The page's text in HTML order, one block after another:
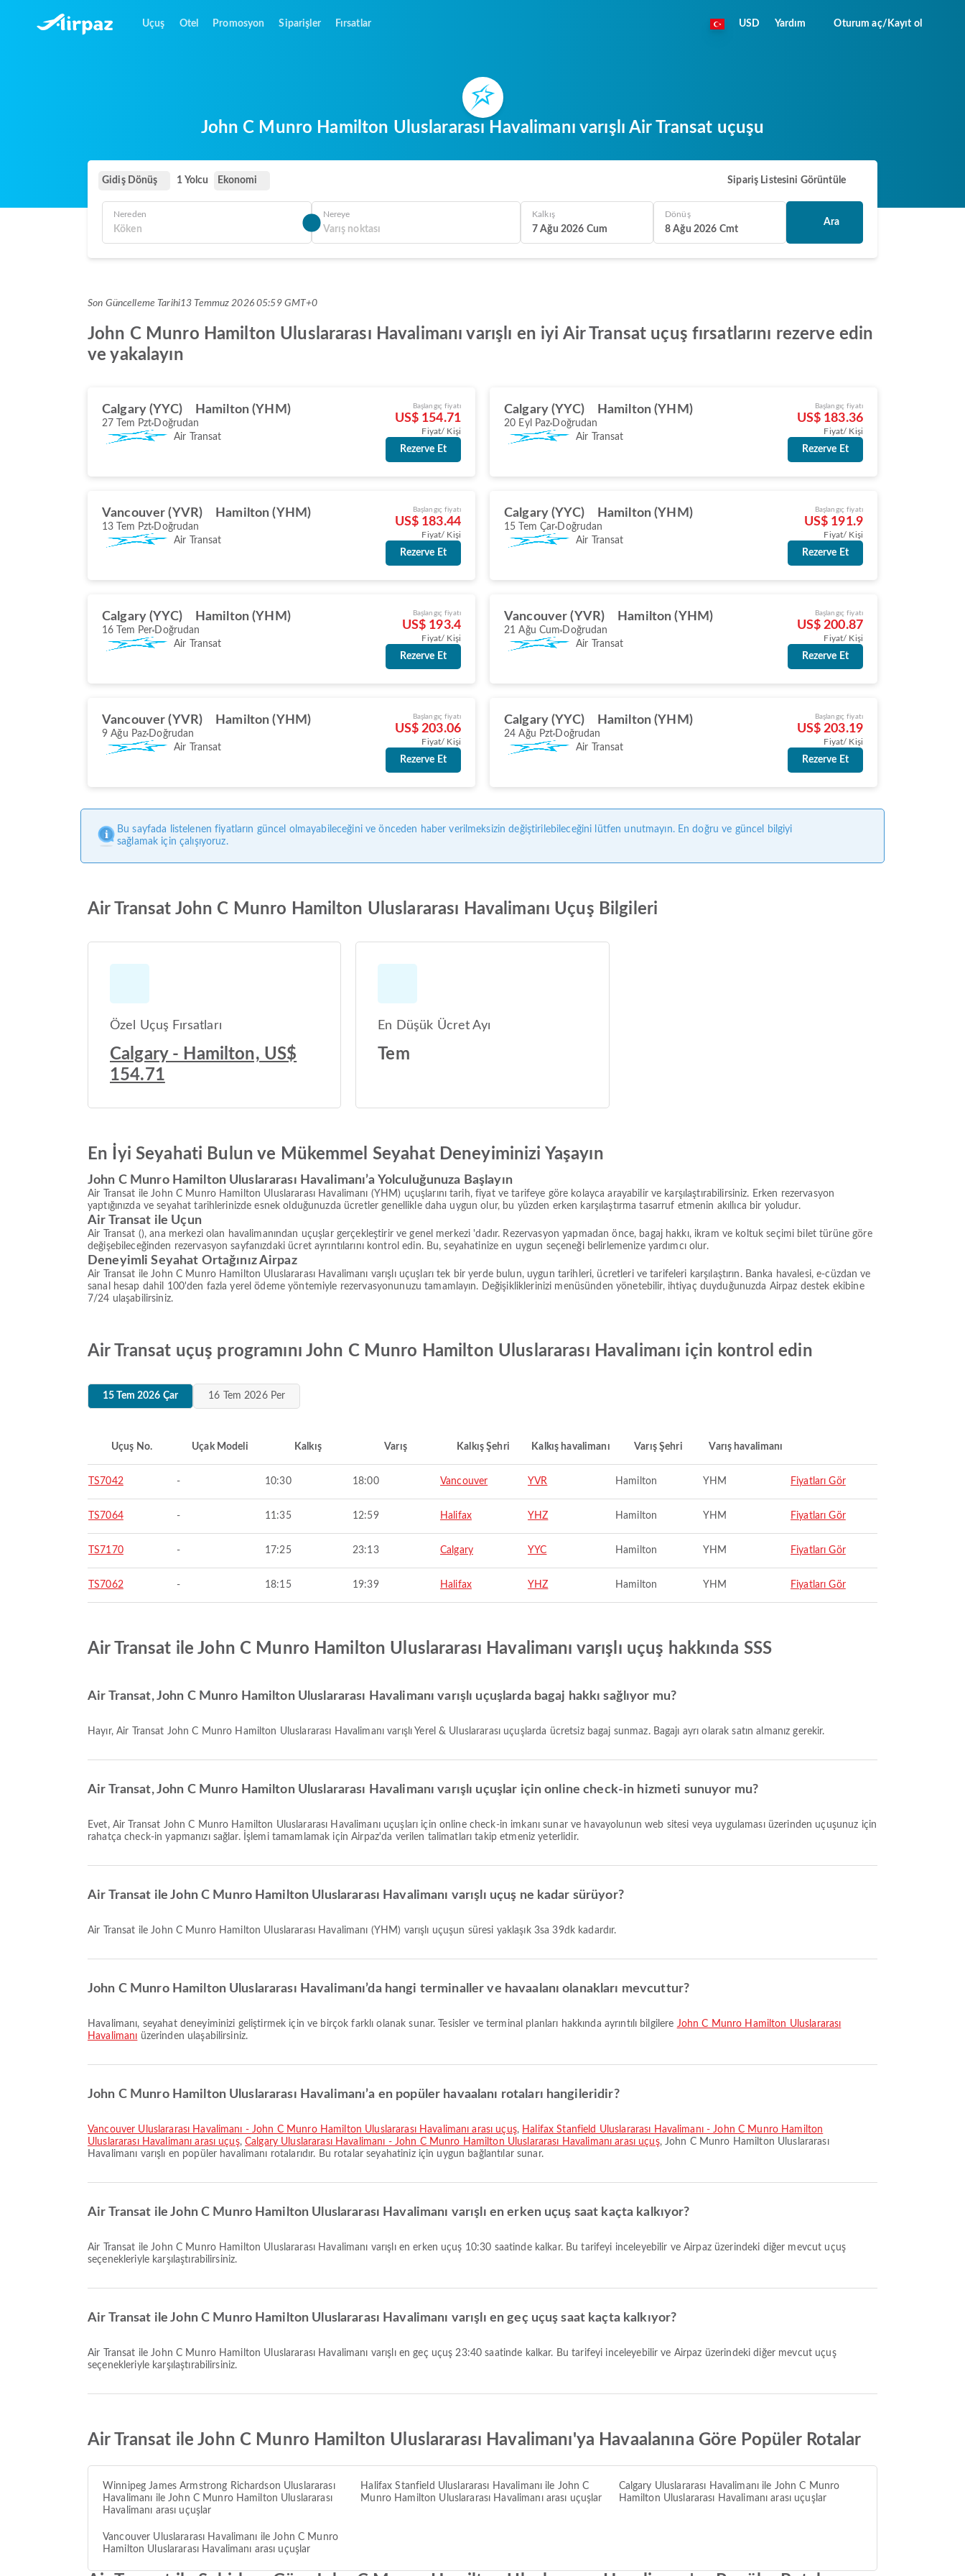
Uçuş Otel Promosyon Siparişler Fırsatlar USD Yardım Oturum aç/Kayıt ol
John C Munro Hamilton Uluslararası Havalimanı varışlı Air Transat uçuşu
Gidiş Dönüş 1 Yolcu Ekonomi Sipariş Listesini Görüntüle
Nereden Nereye Kalkış
7 Ağu 2026 Cum
Dönüş
8 Ağu 2026 Cmt
Ara
Son Güncelleme Tarihi13 Temmuz 2026 05:59 GMT+0
John C Munro Hamilton Uluslararası Havalimanı varışlı en iyi Air Transat uçuş fırsatlarını rezerve edin
ve yakalayın
Calgary (YYC) Hamilton (YHM)
27 Tem Pzt Doğrudan
Air Transat
Başlangıç fiyatı
US$ 154.71
Fiyat/ Kişi
Rezerve Et
Calgary (YYC) Hamilton (YHM)
20 Eyl Paz Doğrudan
Air Transat
Başlangıç fiyatı
US$ 183.36
Fiyat/ Kişi
Rezerve Et
Vancouver (YVR) Hamilton (YHM)
13 Tem Pzt Doğrudan
Air Transat
Başlangıç fiyatı
US$ 183.44
Fiyat/ Kişi
Rezerve Et
Calgary (YYC) Hamilton (YHM)
15 Tem Çar Doğrudan
Air Transat
Başlangıç fiyatı
US$ 191.9
Fiyat/ Kişi
Rezerve Et
Calgary (YYC) Hamilton (YHM)
16 Tem Per Doğrudan
Air Transat
Başlangıç fiyatı
US$ 193.4
Fiyat/ Kişi
Rezerve Et
Vancouver (YVR) Hamilton (YHM)
21 Ağu Cum Doğrudan
Air Transat
Başlangıç fiyatı
US$ 200.87
Fiyat/ Kişi
Rezerve Et
Vancouver (YVR) Hamilton (YHM)
9 Ağu Paz Doğrudan
Air Transat
Başlangıç fiyatı
US$ 203.06
Fiyat/ Kişi
Rezerve Et
Calgary (YYC) Hamilton (YHM)
24 Ağu Pzt Doğrudan
Air Transat
Başlangıç fiyatı
US$ 203.19
Fiyat/ Kişi
Rezerve Et
Bu sayfada listelenen fiyatların güncel olmayabileceğini ve önceden haber verilmeksizin değiştirilebileceğini lütfen unutmayın. En doğru ve güncel bilgiyi
sağlamak için çalışıyoruz.
Air Transat John C Munro Hamilton Uluslararası Havalimanı Uçuş Bilgileri
Özel Uçuş Fırsatları
Calgary - Hamilton, US$
154.71
En Düşük Ücret Ayı
Tem
En İyi Seyahati Bulun ve Mükemmel Seyahat Deneyiminizi Yaşayın
John C Munro Hamilton Uluslararası Havalimanı’a Yolculuğunuza Başlayın
Air Transat ile John C Munro Hamilton Uluslararası Havalimanı (YHM) uçuşlarını tarih, fiyat ve tarifeye göre kolayca arayabilir ve karşılaştırabilirsiniz. Erken rezervasyon
yaptığınızda ve seyahat tarihlerinizde esnek olduğunuzda ücretler genellikle daha uygun olur, bu yüzden erken karşılaştırma tasarruf etmenin akıllıca bir yoludur.
Air Transat ile Uçun
Air Transat (), ana merkezi olan havalimanından uçuşlar gerçekleştirir ve genel merkezi 'dadır. Rezervasyon yapmadan önce, bagaj hakkı, ikram ve koltuk seçimi bilet türüne göre
değişebileceğinden rezervasyon sayfanızdaki ücret ayrıntılarını kontrol edin. Bu, seyahatinize en uygun seçeneği belirlemenize yardımcı olur.
Deneyimli Seyahat Ortağınız Airpaz
Air Transat ile John C Munro Hamilton Uluslararası Havalimanı varışlı uçuşları tek bir yerde bulun, uygun tarihleri, ücretleri ve tarifeleri karşılaştırın. Banka havalesi, e-cüzdan ve
sanal hesap dahil 100'den fazla yerel ödeme yöntemiyle rezervasyonunuzu tamamlayın. Değişikliklerinizi menüsünden yönetebilir, ihtiyaç duyduğunuzda Airpaz destek ekibine
7/24 ulaşabilirsiniz.
Air Transat uçuş programını John C Munro Hamilton Uluslararası Havalimanı için kontrol edin
15 Tem 2026 Çar 16 Tem 2026 Per
Uçuş No. Uçak Modeli Kalkış Varış Kalkış Şehri Kalkış havalimanı Varış Şehri Varış havalimanı
TS7042 - 10:30 18:00 Vancouver YVR Hamilton YHM Fiyatları Gör
TS7064 - 11:35 12:59 Halifax YHZ Hamilton YHM Fiyatları Gör
TS7170 - 17:25 23:13 Calgary YYC Hamilton YHM Fiyatları Gör
TS7062 - 18:15 19:39 Halifax YHZ Hamilton YHM Fiyatları Gör
Air Transat ile John C Munro Hamilton Uluslararası Havalimanı varışlı uçuş hakkında SSS
Air Transat, John C Munro Hamilton Uluslararası Havalimanı varışlı uçuşlarda bagaj hakkı sağlıyor mu?
Hayır, Air Transat John C Munro Hamilton Uluslararası Havalimanı varışlı Yerel & Uluslararası uçuşlarda ücretsiz bagaj sunmaz. Bagajı ayrı olarak satın almanız gerekir.
Air Transat, John C Munro Hamilton Uluslararası Havalimanı varışlı uçuşlar için online check-in hizmeti sunuyor mu?
Evet, Air Transat John C Munro Hamilton Uluslararası Havalimanı uçuşları için online check-in imkanı sunar ve havayolunun web sitesi veya uygulaması üzerinden uçuşunuz için
rahatça check-in yapmanızı sağlar. İşlemi tamamlamak için Airpaz'da verilen talimatları takip etmeniz yeterlidir.
Air Transat ile John C Munro Hamilton Uluslararası Havalimanı varışlı uçuş ne kadar sürüyor?
Air Transat ile John C Munro Hamilton Uluslararası Havalimanı (YHM) varışlı uçuşun süresi yaklaşık 3sa 39dk kadardır.
John C Munro Hamilton Uluslararası Havalimanı’da hangi terminaller ve havaalanı olanakları mevcuttur?
Havalimanı, seyahat deneyiminizi geliştirmek için ve birçok farklı olanak sunar. Tesisler ve terminal planları hakkında ayrıntılı bilgilere John C Munro Hamilton Uluslararası
Havalimanı üzerinden ulaşabilirsiniz.
John C Munro Hamilton Uluslararası Havalimanı’a en popüler havaalanı rotaları hangileridir?
Vancouver Uluslararası Havalimanı - John C Munro Hamilton Uluslararası Havalimanı arası uçuş, Halifax Stanfield Uluslararası Havalimanı - John C Munro Hamilton
Uluslararası Havalimanı arası uçuş,Calgary Uluslararası Havalimanı - John C Munro Hamilton Uluslararası Havalimanı arası uçuş, John C Munro Hamilton Uluslararası
Havalimanı varışlı en popüler havalimanı rotalarıdır. Bu rotalar seyahatiniz için uygun bağlantılar sunar.
Air Transat ile John C Munro Hamilton Uluslararası Havalimanı varışlı en erken uçuş saat kaçta kalkıyor?
Air Transat ile John C Munro Hamilton Uluslararası Havalimanı varışlı en erken uçuş 10:30 saatinde kalkar. Bu tarifeyi inceleyebilir ve Airpaz üzerindeki diğer mevcut uçuş
seçenekleriyle karşılaştırabilirsiniz.
Air Transat ile John C Munro Hamilton Uluslararası Havalimanı varışlı en geç uçuş saat kaçta kalkıyor?
Air Transat ile John C Munro Hamilton Uluslararası Havalimanı varışlı en geç uçuş 23:40 saatinde kalkar. Bu tarifeyi inceleyebilir ve Airpaz üzerindeki diğer mevcut uçuş
seçenekleriyle karşılaştırabilirsiniz.
Air Transat ile John C Munro Hamilton Uluslararası Havalimanı'ya Havaalanına Göre Popüler Rotalar
Winnipeg James Armstrong Richardson Uluslararası
Havalimanı ile John C Munro Hamilton Uluslararası
Havalimanı arası uçuşlar
Halifax Stanfield Uluslararası Havalimanı ile John C
Munro Hamilton Uluslararası Havalimanı arası uçuşlar
Calgary Uluslararası Havalimanı ile John C Munro
Hamilton Uluslararası Havalimanı arası uçuşlar
Vancouver Uluslararası Havalimanı ile John C Munro
Hamilton Uluslararası Havalimanı arası uçuşlar